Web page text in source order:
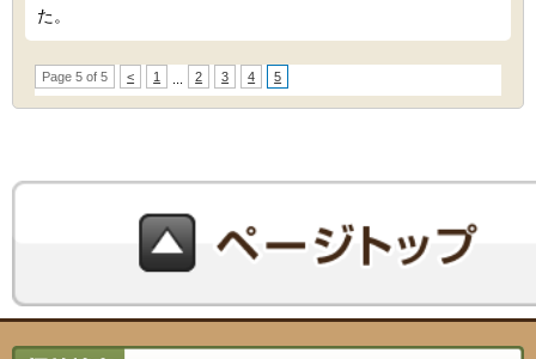
た。
Page 5 of 5 < 1 2 3 4 5